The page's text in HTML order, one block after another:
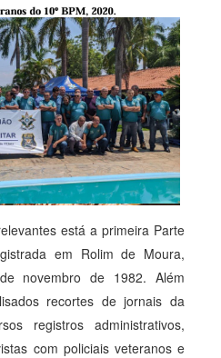
está a primeira Parte
em Rolim de Moura,
novembro de 1982. Além
recortes de jornais da
registros administrativos,
com policiais veteranos e